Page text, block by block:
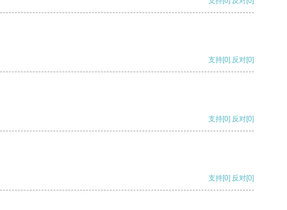
支持[0] 反对[0]
支持[0] 反对[0]
支持[0] 反对[0]